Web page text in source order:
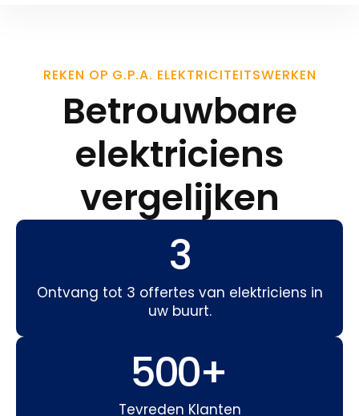
REKEN OP G.P.A. ELEKTRICITEITSWERKEN
Betrouwbare
elektriciens
vergelijken
3
Ontvang tot 3 offertes van elektriciens in
uw buurt.
500+
Tevreden Klanten